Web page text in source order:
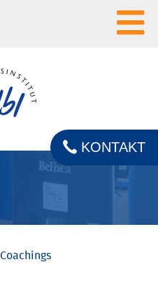
KONTAKT
Coachings